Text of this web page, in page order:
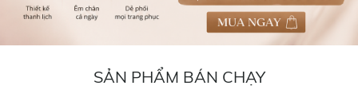
SẢN PHẨM BÁN CHẠY